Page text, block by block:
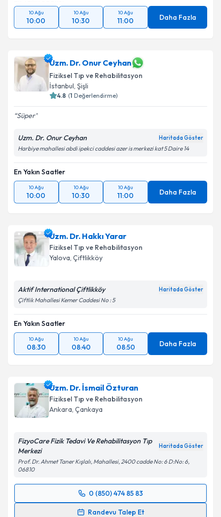
10 Ağu
10:00
10 Ağu
10:30
10 Ağu
11:00 Daha Fazla
Uzm. Dr. Onur Ceyhan
Fiziksel Tıp ve Rehabilitasyon
İstanbul, Şişli
4.8 (1 Değerlendirme)
Süper
Uzm. Dr. Onur Ceyhan Haritada Göster
Harbiye mahallesi abdi ipekci caddesi azer is merkezi kat 5 Daire 14
En Yakın Saatler
10 Ağu
10:00
10 Ağu
10:30
10 Ağu
11:00 Daha Fazla
Uzm. Dr. Hakkı Yarar
Fiziksel Tıp ve Rehabilitasyon
Yalova, Çiftlikköy
Aktif International Çiftlikköy Haritada Göster
Çiftlik Mahallesi Kemer Caddesi No : 5
En Yakın Saatler
10 Ağu
08:30
10 Ağu
08:40
10 Ağu
08:50 Daha Fazla
Uzm. Dr. İsmail Özturan
Fiziksel Tıp ve Rehabilitasyon
Ankara, Çankaya
FizyoCare Fizik Tedavi Ve Rehabilitasyon Tıp
Merkezi
Haritada Göster
Prof. Dr. Ahmet Taner Kışlalı, Mahallesi, 2400 cadde No: 6 D:No: 6,
06810
0 (850) 474 85 83
Randevu Talep Et
Randevu Takvimi Talebi